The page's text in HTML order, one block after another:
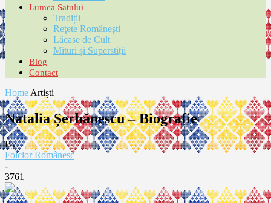
Lumea Satului
Tradiții
Reţete Româneşti
Lăcașe de Cult
Mituri și Superstiții
Blog
Contact
Home Artiști
Natalia Șerbănescu – Biografie
By
Folclor Românesc
-
3761